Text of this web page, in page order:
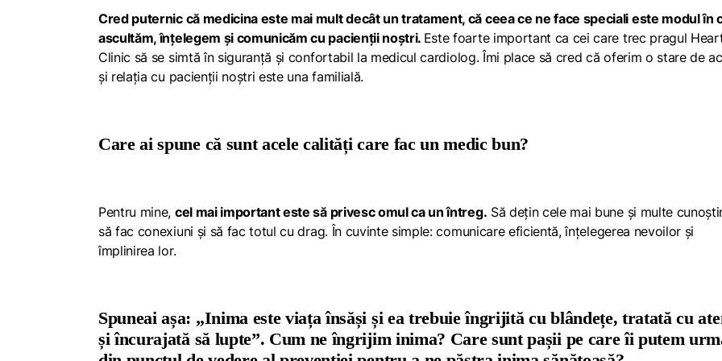
Cred puternic că medicina este mai mult decât un tratament, că ceea ce ne face speciali este modul în
ascultăm, înțelegem și comunicăm cu pacienții noștri. Este foarte important ca cei care trec pragul
Clinic să se simtă în siguranță și confortabil la medicul cardiolog. Îmi place să cred că oferim o stare de
și relația cu pacienții noștri este una familială.
Care ai spune că sunt acele calități care fac un medic bun?
Pentru mine, cel mai important este să privesc omul ca un întreg. Să dețin cele mai bune și multe
să fac conexiuni și să fac totul cu drag. În cuvinte simple: comunicare eficientă, înțelegerea nevoilor și
împlinirea lor.
Spuneai așa: „Inima este viața însăși și ea trebuie îngrijită cu blândețe, tratată cu
și încurajată să lupte”. Cum ne îngrijim inima? Care sunt pașii pe care îi putem